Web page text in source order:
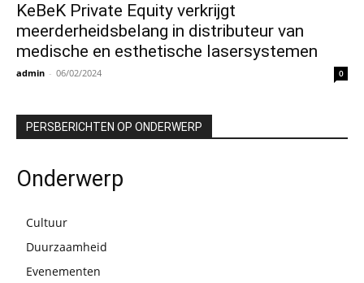
KeBeK Private Equity verkrijgt
meerderheidsbelang in distributeur van
medische en esthetische lasersystemen
admin - 06/02/2024 0
PERSBERICHTEN OP ONDERWERP
Onderwerp
Cultuur
Duurzaamheid
Evenementen